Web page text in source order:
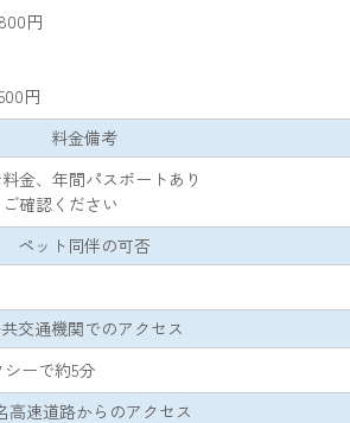
円
円
料金備考
金、年間パスポートあり
確認ください
ペット同伴の可否
交通機関でのアクセス
ーで約5分
高速道路からのアクセス